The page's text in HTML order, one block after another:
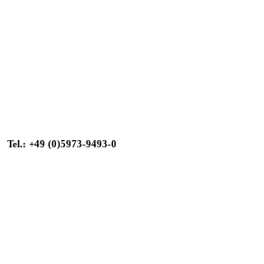
Tel.: +49 (0)5973-9493-0